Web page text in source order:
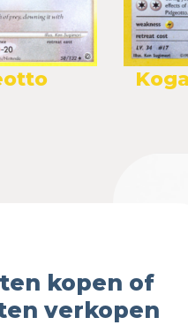
kopen of
verkopen